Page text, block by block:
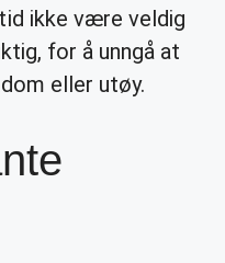
ikke være veldig
for å unngå at
eller utøy.